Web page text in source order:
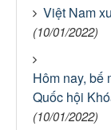
Việt Nam
(10/01/2022)
Hôm nay, bế
Quốc hội
(10/01/2022)